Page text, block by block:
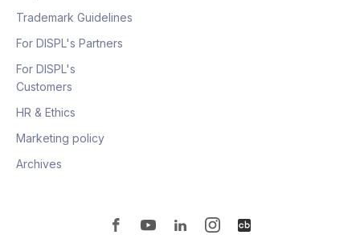
Trademark Guidelines
For DISPL's Partners
For DISPL's
Customers
HR & Ethics
Marketing policy
Archives